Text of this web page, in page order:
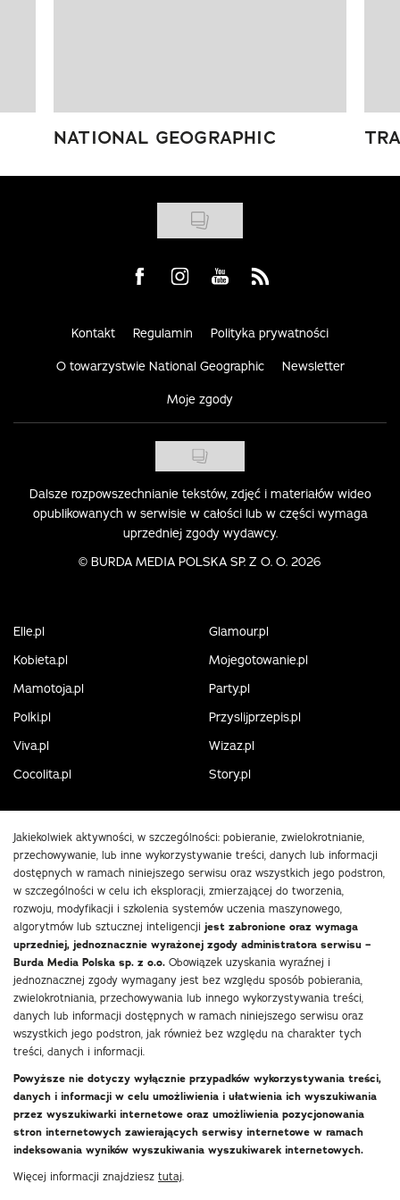
NATIONAL GEOGRAPHIC
Visit us on Facebook
Visit us on Instagram
Visit us on Youtube
Visit us on Rss
Kontakt Regulamin Polityka prywatności
O towarzystwie National Geographic Newsletter
Moje zgody
Dalsze rozpowszechnianie tekstów, zdjęć i materiałów wideo
opublikowanych w serwisie w całości lub w części wymaga
uprzedniej zgody wydawcy.
© BURDA MEDIA POLSKA SP. Z O. O. 2026
Elle.pl
Glamour.pl
Kobieta.pl
Mojegotowanie.pl
Mamotoja.pl
Party.pl
Polki.pl
Przyslijprzepis.pl
Viva.pl
Wizaz.pl
Cocolita.pl
Story.pl
Jakiekolwiek aktywności, w szczególności: pobieranie, zwielokrotnianie,
przechowywanie, lub inne wykorzystywanie treści, danych lub informacji
dostępnych w ramach niniejszego serwisu oraz wszystkich jego podstron,
w szczególności w celu ich eksploracji, zmierzającej do tworzenia,
rozwoju, modyfikacji i szkolenia systemów uczenia maszynowego,
algorytmów lub sztucznej inteligencji jest zabronione oraz wymaga
uprzedniej, jednoznacznie wyrażonej zgody administratora serwisu –
Burda Media Polska sp. z o.o. Obowiązek uzyskania wyraźnej i
jednoznacznej zgody wymagany jest bez względu sposób pobierania,
zwielokrotniania, przechowywania lub innego wykorzystywania treści,
danych lub informacji dostępnych w ramach niniejszego serwisu oraz
wszystkich jego podstron, jak również bez względu na charakter tych
treści, danych i informacji.
Powyższe nie dotyczy wyłącznie przypadków wykorzystywania treści,
danych i informacji w celu umożliwienia i ułatwienia ich wyszukiwania
przez wyszukiwarki internetowe oraz umożliwienia pozycjonowania
stron internetowych zawierających serwisy internetowe w ramach
indeksowania wyników wyszukiwania wyszukiwarek internetowych.
Więcej informacji znajdziesz tutaj.